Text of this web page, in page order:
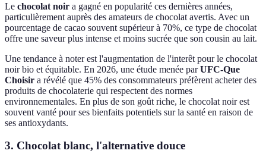
Le chocolat noir a gagné en popularité ces dernières années,
particulièrement auprès des amateurs de chocolat avertis. Avec un
pourcentage de cacao souvent supérieur à 70%, ce type de chocolat
offre une saveur plus intense et moins sucrée que son cousin au lait.
Une tendance à noter est l'augmentation de l'interêt pour le chocolat
noir bio et équitable. En 2026, une étude menée parUFC-Que
Choisir a révélé que 45% des consommateurs préfèrent acheter des
produits de chocolaterie qui respectent des normes
environnementales. En plus de son goût riche, le chocolat noir est
souvent vanté pour ses bienfaits potentiels sur la santé en raison de
ses antioxydants.
3. Chocolat blanc, l'alternative douce